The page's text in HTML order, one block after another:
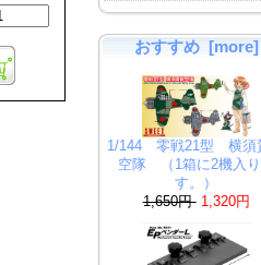
おすすめ [more]
1/144 零戦21型 横須
空隊 （1箱に2機入
す。）
1,650円 1,320円